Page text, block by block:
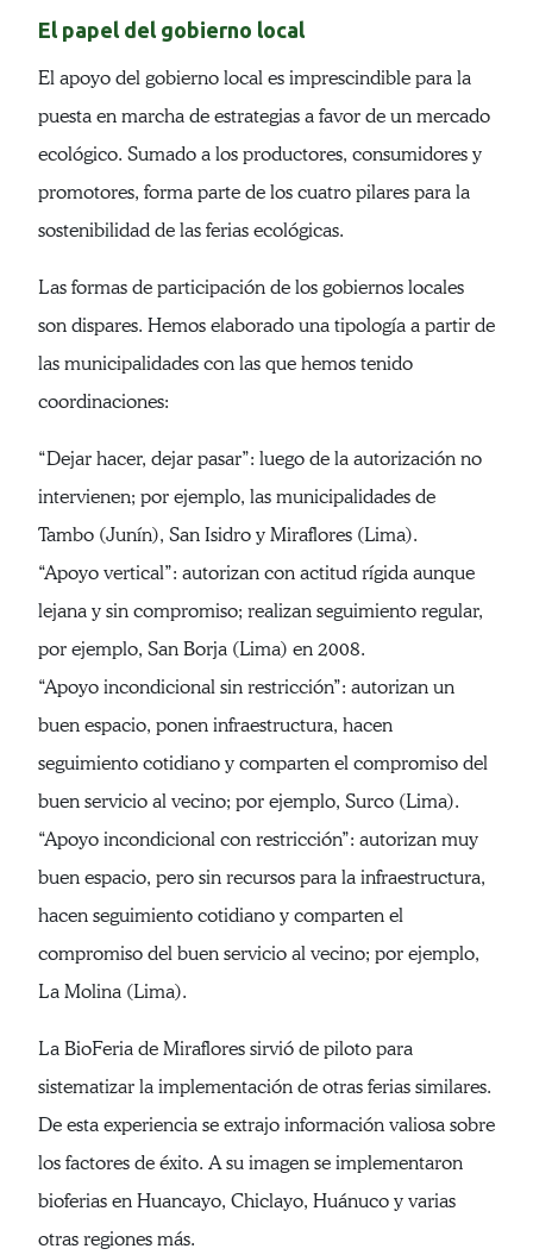
El papel del gobierno local
El apoyo del gobierno local es imprescindible para la
puesta en marcha de estrategias a favor de un mercado
ecológico. Sumado a los productores, consumidores y
promotores, forma parte de los cuatro pilares para la
sostenibilidad de las ferias ecológicas.
Las formas de participación de los gobiernos locales
son dispares. Hemos elaborado una tipología a partir de
las municipalidades con las que hemos tenido
coordinaciones:
“Dejar hacer, dejar pasar”: luego de la autorización no
intervienen; por ejemplo, las municipalidades de
Tambo (Junín), San Isidro y Miraflores (Lima).
“Apoyo vertical”: autorizan con actitud rígida aunque
lejana y sin compromiso; realizan seguimiento regular,
por ejemplo, San Borja (Lima) en 2008.
“Apoyo incondicional sin restricción”: autorizan un
buen espacio, ponen infraestructura, hacen
seguimiento cotidiano y comparten el compromiso del
buen servicio al vecino; por ejemplo, Surco (Lima).
“Apoyo incondicional con restricción”: autorizan muy
buen espacio, pero sin recursos para la infraestructura,
hacen seguimiento cotidiano y comparten el
compromiso del buen servicio al vecino; por ejemplo,
La Molina (Lima).
La BioFeria de Miraflores sirvió de piloto para
sistematizar la implementación de otras ferias similares.
De esta experiencia se extrajo información valiosa sobre
los factores de éxito. A su imagen se implementaron
bioferias en Huancayo, Chiclayo, Huánuco y varias
otras regiones más.